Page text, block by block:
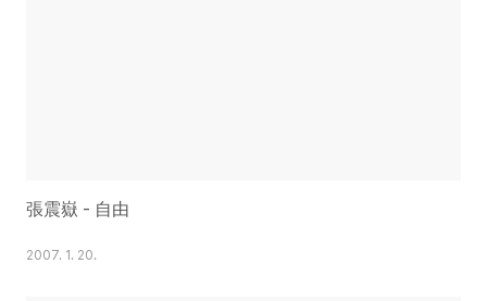
張震嶽 - 自由
2007. 1. 20.